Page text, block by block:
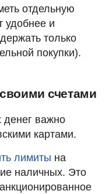
отдельную
удобнее и
только
покупки).
счетами
важно
картами.
лимиты на
наличных. Это